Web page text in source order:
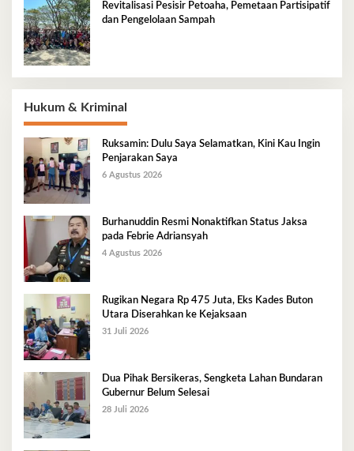
Revitalisasi Pesisir Petoaha, Pemetaan Partisipatif
dan Pengelolaan Sampah
Hukum & Kriminal
Ruksamin: Dulu Saya Selamatkan, Kini Kau Ingin
Penjarakan Saya
6 Agustus 2026
Burhanuddin Resmi Nonaktifkan Status Jaksa
pada Febrie Adriansyah
4 Agustus 2026
Rugikan Negara Rp 475 Juta, Eks Kades Buton
Utara Diserahkan ke Kejaksaan
31 Juli 2026
Dua Pihak Bersikeras, Sengketa Lahan Bundaran
Gubernur Belum Selesai
28 Juli 2026